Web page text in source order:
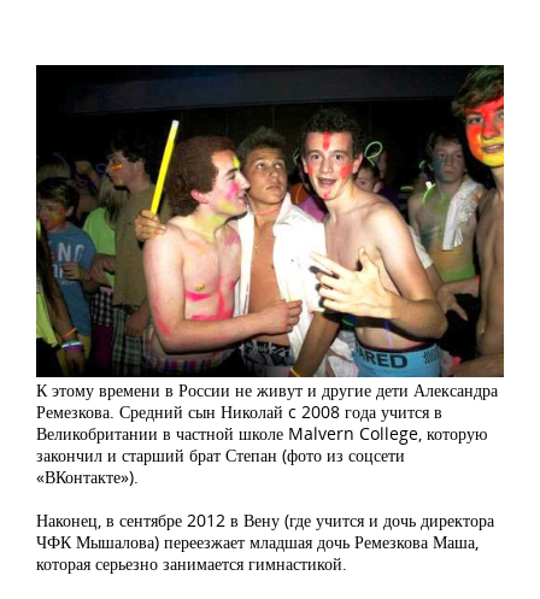
К этому времени в России не живут и другие дети Александра
Ремезкова. Средний сын Николай c 2008 года учится в
Великобритании в частной школе Malvern College, которую
закончил и старший брат Степан (фото из соцсети
«ВКонтакте»).
Наконец, в сентябре 2012 в Вену (где учится и дочь директора
ЧФК Мышалова) переезжает младшая дочь Ремезкова Маша,
которая серьезно занимается гимнастикой.